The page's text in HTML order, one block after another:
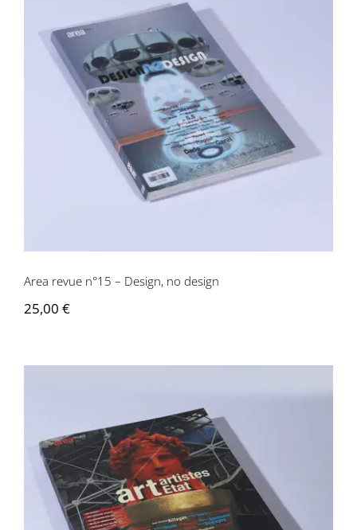
Area revue n°15 – Design, no design
Area revue n°15 – Design, no design
25,00 €
Area revue n°14 – Art, artistes, Etats